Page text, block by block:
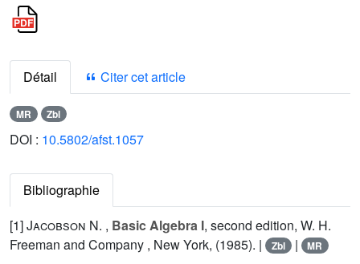
Détail Citer cet article
MR Zbl
DOI : 10.5802/afst.1057
Bibliographie
[1]Jacobson N. , Basic Algebra I, second edition, W. H.
Freeman and Company , New York, (1985). |
Zbl | MR